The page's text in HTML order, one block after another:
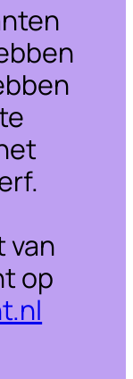
van
op